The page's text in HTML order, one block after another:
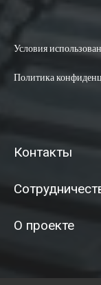
Условия
Политика
Контакты
О проекте